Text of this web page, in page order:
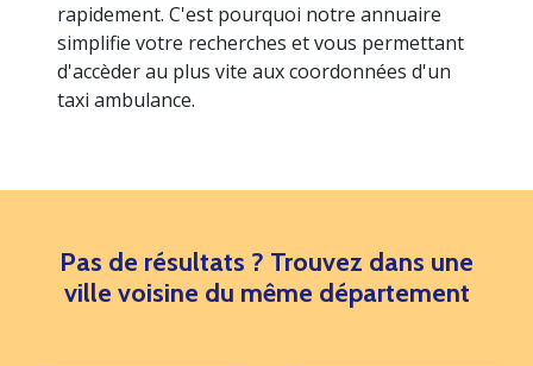
rapidement. C'est pourquoi notre annuaire
simplifie votre recherches et vous permettant
d'accèder au plus vite aux coordonnées d'un
taxi ambulance.
Pas de résultats ? Trouvez dans une
ville voisine du même département